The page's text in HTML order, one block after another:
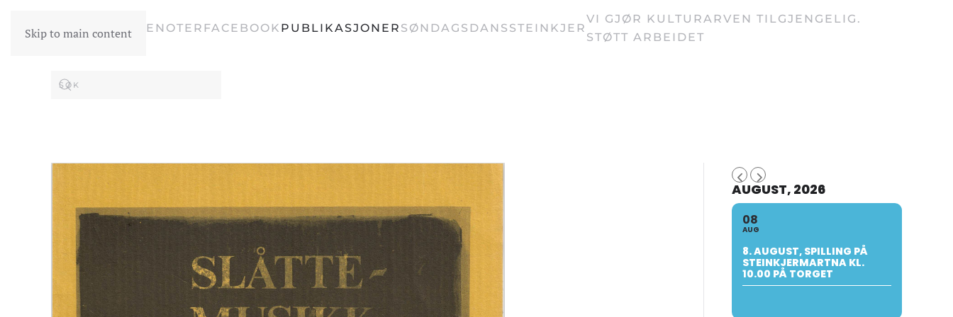
Skip to main content
FORSIDE NOTER FACEBOOK PUBLIKASJONER SØNDAGSDANS STEINKJER
VI GJØR KULTURARVEN TILGJENGELIG.
STØTT ARBEIDET
AUGUST, 2026
08
AUG
8. AUGUST, SPILLING PÅ
STEINKJERMARTNA KL.
10.00 PÅ TORGET